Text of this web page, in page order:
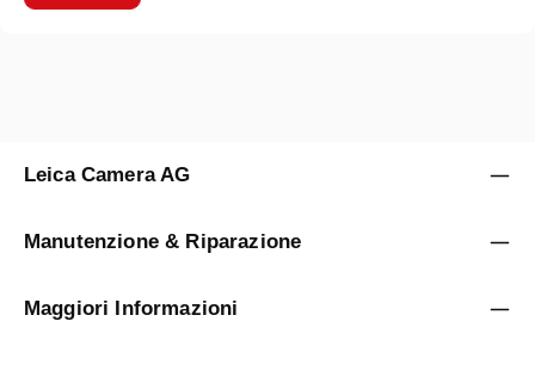
Leica Camera AG
Manutenzione & Riparazione
Maggiori Informazioni